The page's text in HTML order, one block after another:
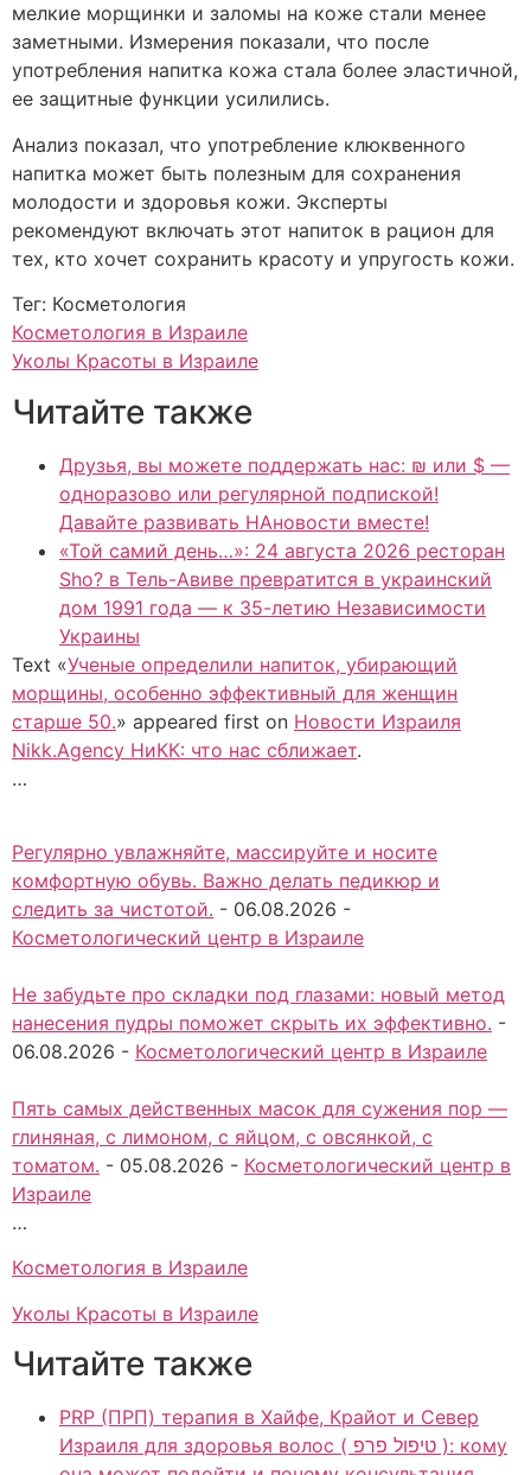
мелкие морщинки и заломы на коже стали менее
заметными. Измерения показали, что после
употребления напитка кожа стала более эластичной,
ее защитные функции усилились.
Анализ показал, что употребление клюквенного
напитка может быть полезным для сохранения
молодости и здоровья кожи. Эксперты
рекомендуют включать этот напиток в рацион для
тех, кто хочет сохранить красоту и упругость кожи.
Тег: Косметология
Косметология в Израиле
Уколы Красоты в Израиле
Читайте также
Друзья, вы можете поддержать нас: ₪ или $ —
одноразово или регулярной подпиской!
Давайте развивать НАновости вместе!
«Той самий день…»: 24 августа 2026 ресторан
Sho? в Тель-Авиве превратится в украинский
дом 1991 года — к 35-летию Независимости
Украины
Text «Ученые определили напиток, убирающий
морщины, особенно эффективный для женщин
старше 50.» appeared first on Новости Израиля
Nikk.Agency НиКК: что нас сближает.
…
Регулярно увлажняйте, массируйте и носите
комфортную обувь. Важно делать педикюр и
следить за чистотой. - 06.08.2026 -
Косметологический центр в Израиле
Не забудьте про складки под глазами: новый метод
нанесения пудры поможет скрыть их эффективно. -
06.08.2026 - Косметологический центр в Израиле
Пять самых действенных масок для сужения пор —
глиняная, с лимоном, с яйцом, с овсянкой, с
томатом. - 05.08.2026 - Косметологический центр в
Израиле
…
Косметология в Израиле
Уколы Красоты в Израиле
Читайте также
PRP (ПРП) терапия в Хайфе, Крайот и Север
Израиля для здоровья волос ( טיפול פרפ ): кому